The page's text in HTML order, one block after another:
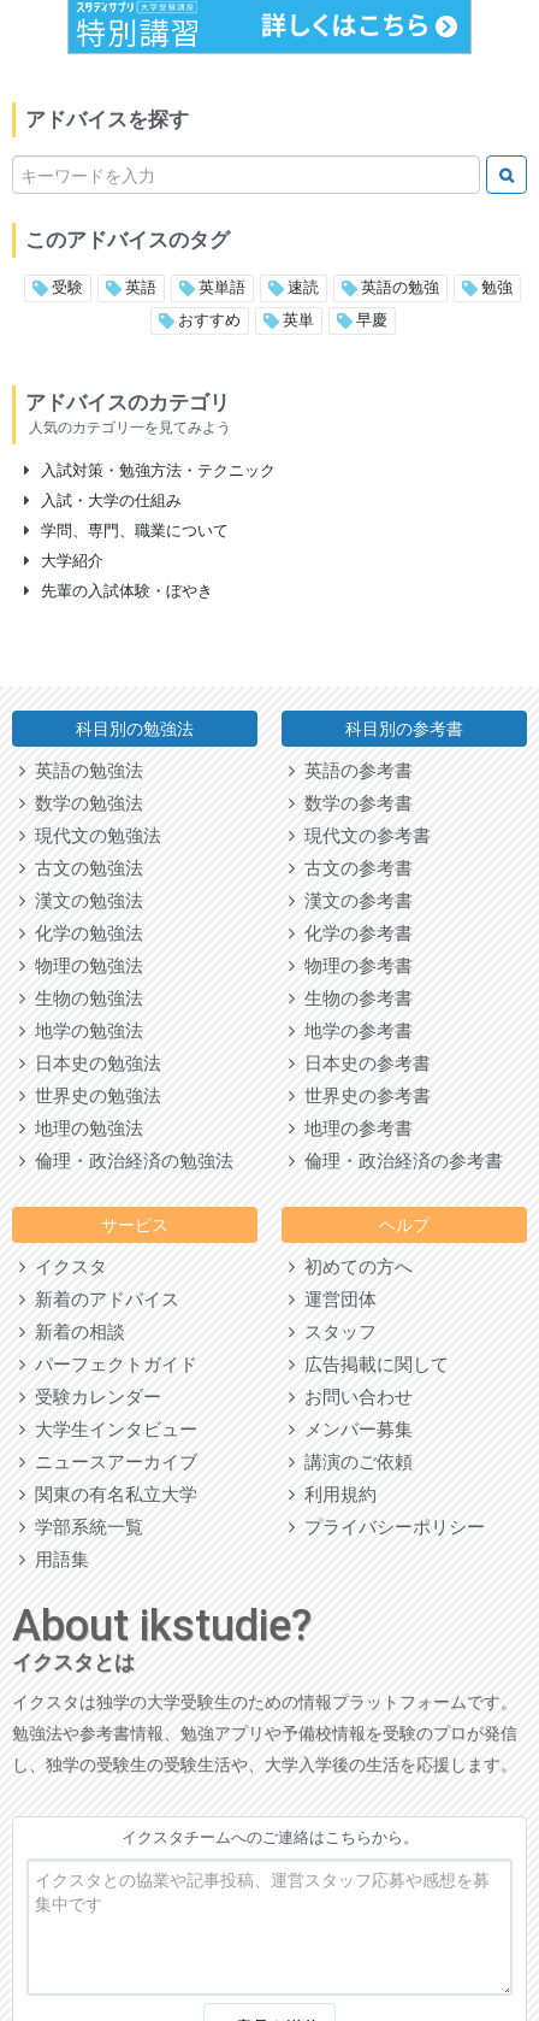
アドバイスを探す
このアドバイスのタグ
受験 英語 英単語 速読 英語の勉強
勉強
おすすめ
英単 早慶
アドバイスのカテゴリ
人気のカテゴリ一を見てみよう
入試対策・勉強方法・テクニック
入試・大学の仕組み
学問、専門、職業について
大学紹介
先輩の入試体験・ぼやき
科目別の勉強法
英語の勉強法
数学の勉強法
現代文の勉強法
古文の勉強法
漢文の勉強法
化学の勉強法
物理の勉強法
生物の勉強法
地学の勉強法
日本史の勉強法
世界史の勉強法
地理の勉強法
倫理・政治経済の勉強法
サービス
イクスタ
新着のアドバイス
新着の相談
パーフェクトガイド
受験カレンダー
大学生インタビュー
ニュースアーカイブ
関東の有名私立大学
学部系統一覧
用語集
科目別の参考書
英語の参考書
数学の参考書
現代文の参考書
古文の参考書
漢文の参考書
化学の参考書
物理の参考書
生物の参考書
地学の参考書
日本史の参考書
世界史の参考書
地理の参考書
倫理・政治経済の参考書
ヘルプ
初めての方へ
運営団体
スタッフ
広告掲載に関して
お問い合わせ
メンバー募集
講演のご依頼
利用規約
プライバシーポリシー
About ikstudie?
イクスタとは
イクスタは独学の大学受験生のための情報プラットフォームです。
勉強法や参考書情報、勉強アプリや予備校情報を受験のプロが発信
し、独学の受験生の受験生活や、大学入学後の生活を応援します。
イクスタチームへのご連絡はこちらから。